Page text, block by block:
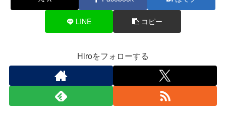
LINE コピー
Hiroをフォローする